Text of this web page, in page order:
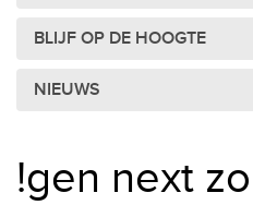
BLIJF OP DE HOOGTE
NIEUWS
!gen next